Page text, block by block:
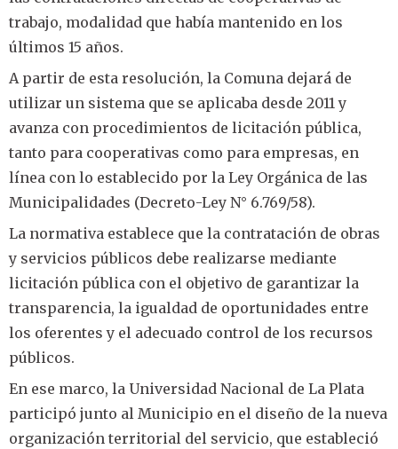
trabajo, modalidad que había mantenido en los
últimos 15 años.
A partir de esta resolución, la Comuna dejará de
utilizar un sistema que se aplicaba desde 2011 y
avanza con procedimientos de licitación pública,
tanto para cooperativas como para empresas, en
línea con lo establecido por la Ley Orgánica de las
Municipalidades (Decreto-Ley N° 6.769/58).
La normativa establece que la contratación de obras
y servicios públicos debe realizarse mediante
licitación pública con el objetivo de garantizar la
transparencia, la igualdad de oportunidades entre
los oferentes y el adecuado control de los recursos
públicos.
En ese marco, la Universidad Nacional de La Plata
participó junto al Municipio en el diseño de la nueva
organización territorial del servicio, que estableció